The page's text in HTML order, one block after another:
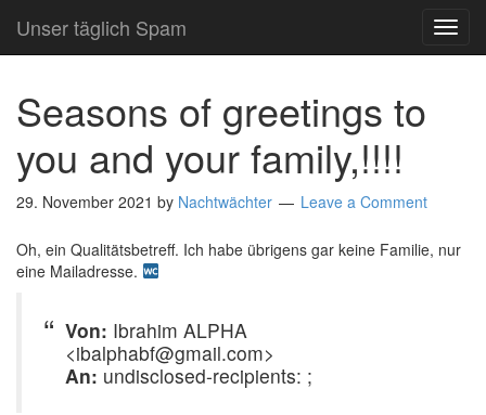
Unser täglich Spam
Seasons of greetings to
you and your family,!!!!
29. November 2021 by Nachtwächter Leave a Comment
Oh, ein Qualitätsbetreff. Ich habe übrigens gar keine Familie, nur
eine Mailadresse.
Von: Ibrahim ALPHA
<ibalphabf@gmail.com>
An: undisclosed-recipients: ;